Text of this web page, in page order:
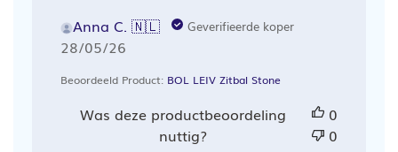
Anna C. 🇳🇱 Geverifieerde koper
Publicatiedatum
28/05/26
Beoordeeld Product: BOL LEIV Zitbal Stone
Was deze productbeoordeling
nuttig?
0
0